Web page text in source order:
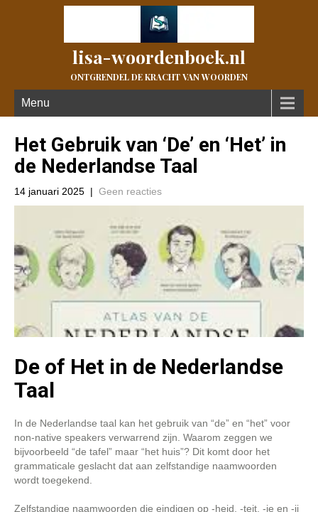
lisa-woordenboek.nl
ONTGRENDEL DE KRACHT VAN WOORDEN
Menu
Het Gebruik van ‘De’ en ‘Het’ in
de Nederlandse Taal
14 januari 2025 | Geen reacties
De of Het in de Nederlandse
Taal
In de Nederlandse taal kan het gebruik van “de” en “het” voor
non-native speakers verwarrend zijn. Waarom zeggen we
bijvoorbeeld “de tafel” maar “het huis”? Dit komt door het
grammaticale geslacht dat aan zelfstandige naamwoorden
wordt toegekend.
Zelfstandige naamwoorden die eindigen op -heid, -teit, -ie en -ij